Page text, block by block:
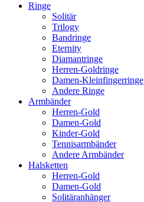
Ringe
Solitär
Trilogy
Bandringe
Eternity
Diamantringe
Herren-Goldringe
Damen-Kleinfingerringe
Andere Ringe
Armbänder
Herren-Gold
Damen-Gold
Kinder-Gold
Tennisarmbänder
Andere Armbänder
Halsketten
Herren-Gold
Damen-Gold
Solitäranhänger